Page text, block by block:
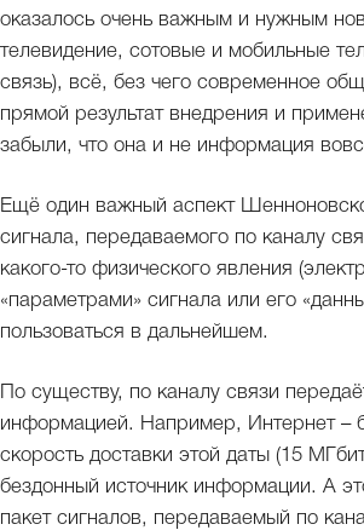
оказалось очень важным и нужным
телевидение, сотовые и мобильные
связь), всё, без чего современное
прямой результат внедрения и
забыли, что она и не информация
Ещё один важный аспект
сигнала, передаваемого по каналу
какого-то физического явления
«параметрами» сигнала или его
пользоваться в дальнейшем.
По существу, по каналу связи
информацией. Например, Интернет –
скорость доставки этой даты (15
бездонный источник информации. А
пакет сигналов, передаваемый по